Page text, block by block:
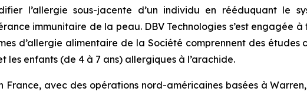
l’allergie sous-jacente d’un individu en rééduquant le
immunitaire de la peau. DBV Technologies s’est engagée
d’allergie alimentaire de la Société comprennent des études
les enfants (de 4 à 7 ans) allergiques à l’arachide.
avec des opérations nord-américaines basées à